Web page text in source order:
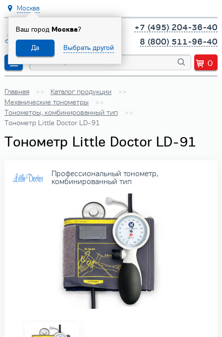
Москва
Ваш город Москва?
Да Выбрать другой
+7 (495) 204-36-40
8 (800) 511-96-40
0
Главная
Каталог продукции
Механические тонометры
Тонометры, комбинированный тип
Тонометр Little Doctor LD-91
Тонометр Little Doctor LD-91
Профессиональный тонометр,
комбинированный тип